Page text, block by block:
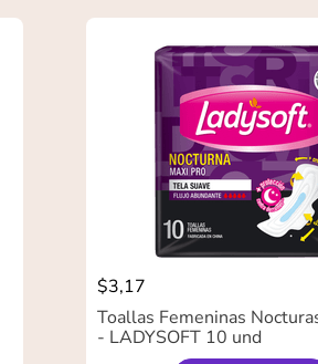
$3,17
Toallas Femeninas
- LADYSOFT 10 und